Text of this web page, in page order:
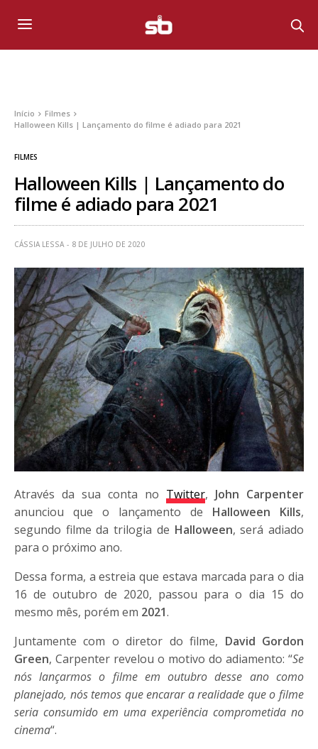
Início
Filmes
Halloween Kills | Lançamento do filme é adiado para 2021
FILMES
Halloween Kills | Lançamento do
filme é adiado para 2021
CÁSSIA LESSA 8 DE JULHO DE 2020
Através da sua conta no Twitter, John Carpenter
anunciou que o lançamento de Halloween Kills,
segundo filme da trilogia de Halloween, será adiado
para o próximo ano.
Dessa forma, a estreia que estava marcada para o dia
16 de outubro de 2020, passou para o dia 15 do
mesmo mês, porém em 2021.
Juntamente com o diretor do filme, David Gordon
Green, Carpenter revelou o motivo do adiamento: “Se
nós lançarmos o filme em outubro desse ano como
planejado, nós temos que encarar a realidade que o filme
seria consumido em uma experiência comprometida no
cinema“.